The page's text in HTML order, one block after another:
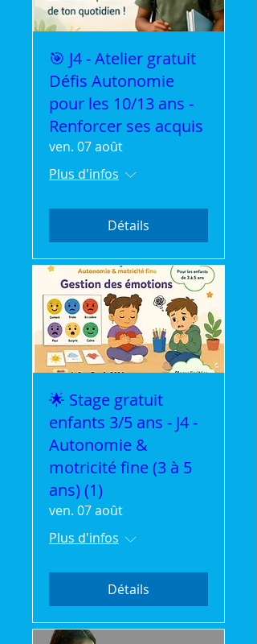
🎯 J4 - Atelier gratuit
Défis Autonomie
pour les 10/13 ans -
Renforcer ses acquis
ven. 07 août
Plus d'infos
Détails
🌟 Stage gratuit
enfants 3/5 ans - J4 -
Autonomie &
motricité fine (3 à 5
ans) (1)
ven. 07 août
Plus d'infos
Détails